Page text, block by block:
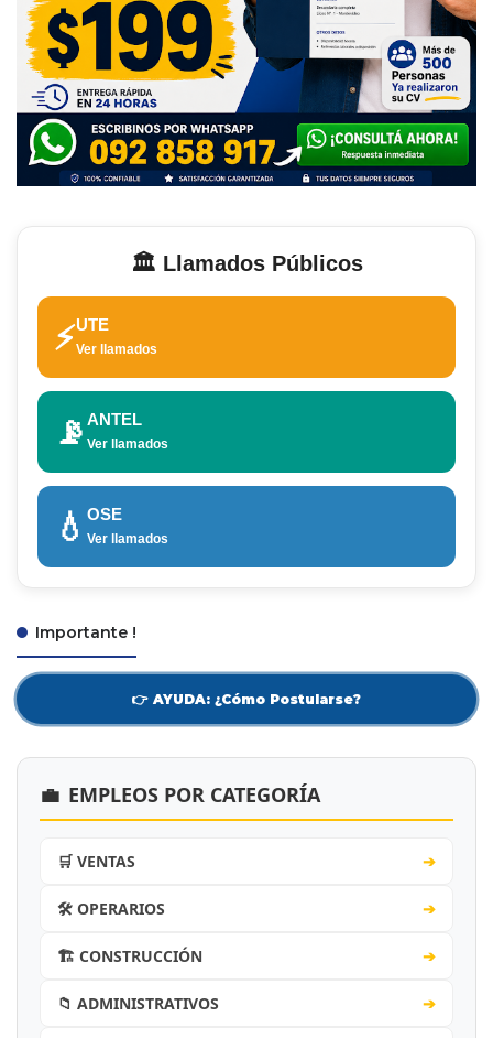
🏛️ Llamados Públicos
⚡UTE
Ver llamados
📡 ANTEL
Ver llamados
💧 OSE
Ver llamados
Importante !
👉 AYUDA: ¿Cómo Postularse?
💼 EMPLEOS POR CATEGORÍA
🛒 VENTAS ➔
🛠️ OPERARIOS ➔
🏗️ CONSTRUCCIÓN ➔
📁 ADMINISTRATIVOS ➔